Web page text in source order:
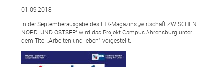
01.09.2018
In der Septemberausgabe des IHK-Magazins „wirtschaft ZWISCHEN
NORD- UND OSTSEE“ wird das Projekt Campus Ahrensburg unter
dem Titel „Arbeiten und leben“ vorgestellt.